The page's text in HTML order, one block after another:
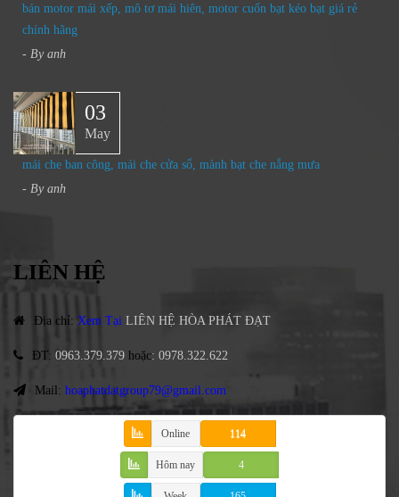
bán motor mái xếp, mô tơ mái hiên, motor cuốn bạt kéo bạt giá rẻ
chính hãng
- By anh
03
May
mái che ban công, mái che cửa sổ, mành bạt che nắng mưa
- By anh
LIÊN HỆ
Địa chỉ: Xem Tại LIÊN HỆ HÒA PHÁT ĐẠT
ĐT: 0963.379.379 hoặc: 0978.322.622
Mail: hoaphatdatgroup79@gmail.com
Online 114
Hôm nay 4